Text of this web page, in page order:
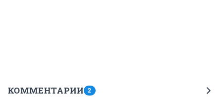
КОММЕНТАРИИ 2